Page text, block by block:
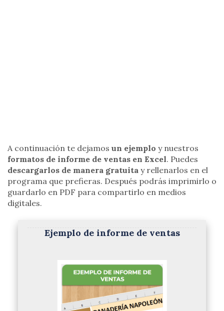
A continuación te dejamos un ejemplo y nuestros
formatos de informe de ventas en Excel. Puedes
descargarlos de manera gratuita y rellenarlos en el
programa que prefieras. Después podrás imprimirlo o
guardarlo en PDF para compartirlo en medios
digitales.
Ejemplo de informe de ventas